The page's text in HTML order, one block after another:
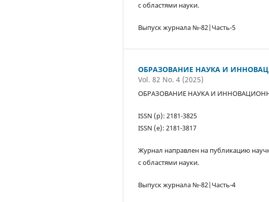
с областями науки.
Выпуск журнала №-82|Часть-5
ОБРАЗОВАНИЕ НАУКА И
Vol. 82 No. 4 (2025)
ОБРАЗОВАНИЕ НАУКА И
ISSN (р): 2181-3825
ISSN (е): 2181-3817
Журнал направлен на публикацию
с областями науки.
Выпуск журнала №-82|Часть-4